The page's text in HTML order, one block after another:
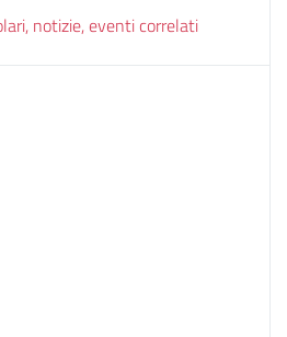
notizie, eventi correlati